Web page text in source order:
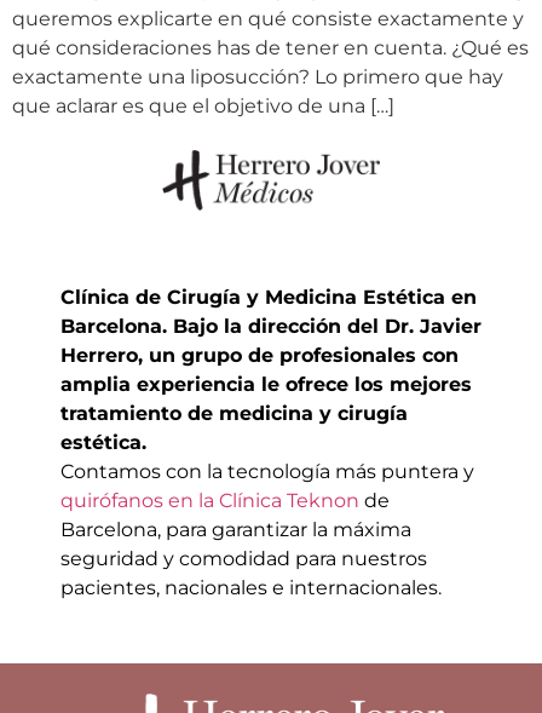
queremos explicarte en qué consiste exactamente y
qué consideraciones has de tener en cuenta. ¿Qué es
exactamente una liposucción? Lo primero que hay
que aclarar es que el objetivo de una […]
Clínica de Cirugía y Medicina Estética en
Barcelona. Bajo la dirección del Dr. Javier
Herrero, un grupo de profesionales con
amplia experiencia le ofrece los mejores
tratamiento de medicina y cirugía
estética.
Contamos con la tecnología más puntera y
quirófanos en la Clínica Teknon de
Barcelona, para garantizar la máxima
seguridad y comodidad para nuestros
pacientes, nacionales e internacionales.